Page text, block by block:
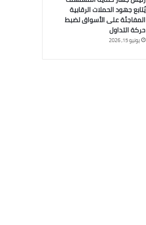
يُتابع جهود الحملات الرقابية
المفاجئة على الأسواق لضبط
حركة التداول
يونيو 15, 2026